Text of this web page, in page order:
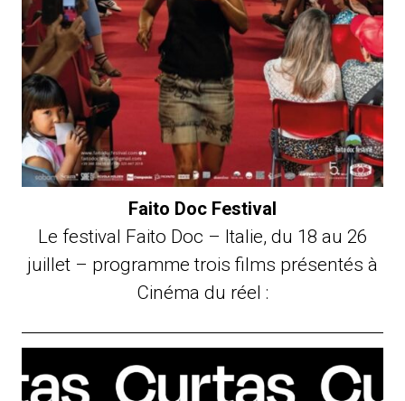
Faito Doc Festival
Le festival Faito Doc – Italie, du 18 au 26
juillet – programme trois films présentés à
Cinéma du réel :